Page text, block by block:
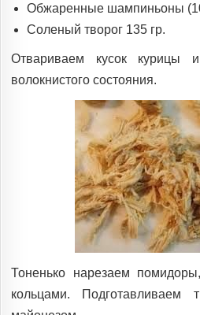
Обжаренные шампиньоны
Соленый творог 135 гр.
Отвариваем кусок курицы
волокнистого состояния.
Тоненько нарезаем
кольцами.